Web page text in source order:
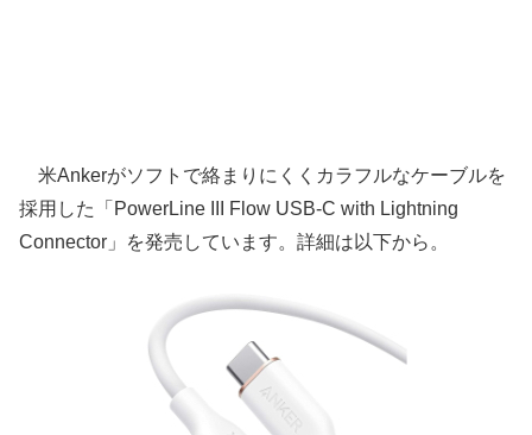
米Ankerがソフトで絡まりにくくカラフルなケーブルを
採用した「PowerLine III Flow USB-C with Lightning
Connector」を発売しています。詳細は以下から。